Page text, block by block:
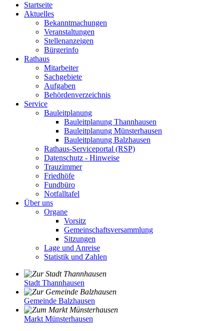
Startseite
Aktuelles
Bekanntmachungen
Veranstaltungen
Stellenanzeigen
Bürgerinfo
Rathaus
Mitarbeiter
Sachgebiete
Aufgaben
Behördenverzeichnis
Service
Bauleitplanung
Bauleitplanung Thannhausen
Bauleitplanung Münsterhausen
Bauleitplanung Balzhausen
Rathaus-Serviceportal (RSP)
Datenschutz - Hinweise
Trauzimmer
Friedhöfe
Fundbüro
Notfalltafel
Über uns
Organe
Vorsitz
Gemeinschaftsversammlung
Sitzungen
Lage und Anreise
Statistik und Zahlen
Stadt Thannhausen
Gemeinde Balzhausen
Markt Münsterhausen